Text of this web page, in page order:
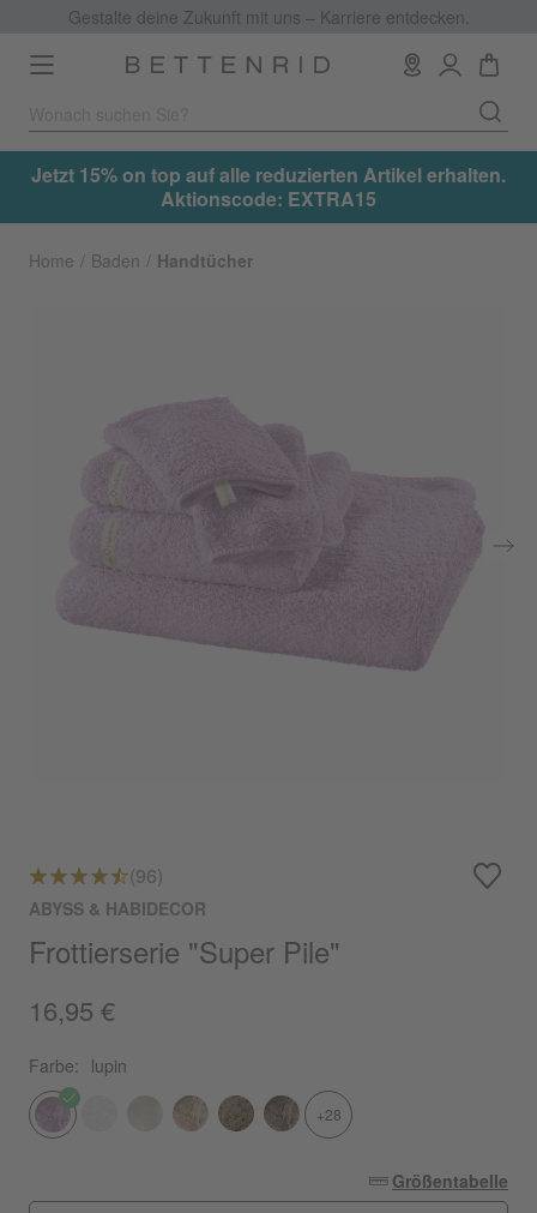
Gestalte deine Zukunft mit uns – Karriere entdecken.
Toggle
navigation
Jetzt 15% on top auf alle reduzierten Artikel erhalten.
Aktionscode: EXTRA15
Home Baden Handtücher
(96)
ABYSS & HABIDECOR
Frottierserie "Super Pile"
16,95 €
Farbe: lupin
+28
Größentabelle